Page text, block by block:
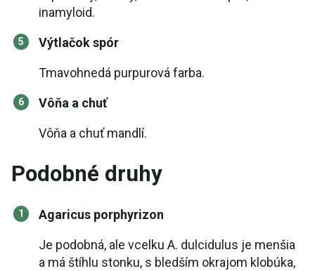
inamyloid.
Výtlačok spór
Tmavohnedá purpurová farba.
Vôňa a chuť
Vôňa a chuť mandlí.
Podobné druhy
Agaricus porphyrizon
Je podobná, ale vcelku A. dulcidulus je menšia
a má štíhlu stonku, s bledším okrajom klobúka,